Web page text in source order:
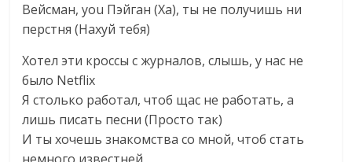
Вейсман, you Пэйган (Ха), ты не получишь ни
перстня (Нахуй тебя)
Хотел эти кроссы с журналов, слышь, у нас не
было Netflix
Я столько работал, чтоб щас не работать, а
лишь писать песни (Просто так)
И ты хочешь знакомства со мной, чтоб стать